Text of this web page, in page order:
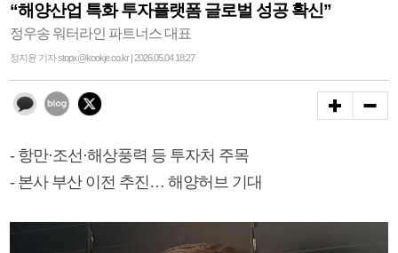
“해양산업 특화 투자플랫폼 글로벌 성공 확신”
정우송 워터라인 파트너스 대표
정지윤 기자 stopx@kookje.co.kr | 2026.05.04 18:27
- 항만·조선·해상풍력 등 투자처 주목
- 본사 부산 이전 추진… 해양허브 기대